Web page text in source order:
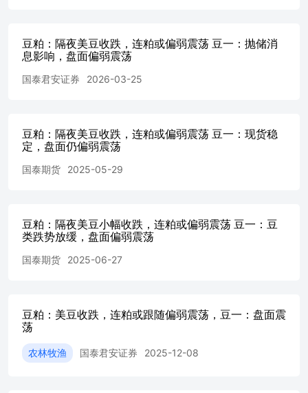
详细信息或进而交易本报告中提及的期货品种。本报告不构
成本公司向该个人或机构之客户提供的投资建议，本公司、
本公司员工或者关联机构亦不为该个人或机构之客户因使用
不得使用该商标
豆粕：隔夜美豆收跌，连粕或偏弱震荡 豆一：抛储消
息影响，盘面偏弱震荡
国泰君安证券 2026-03-25
豆粕：隔夜美豆收跌，连粕或偏弱震荡 豆一：现货稳
定，盘面仍偏弱震荡
国泰期货 2025-05-29
豆粕：隔夜美豆小幅收跌，连粕或偏弱震荡 豆一：豆
类跌势放缓，盘面偏弱震荡
国泰期货 2025-06-27
豆粕：美豆收跌，连粕或跟随偏弱震荡，豆一：盘面震
荡
农林牧渔 国泰君安证券 2025-12-08